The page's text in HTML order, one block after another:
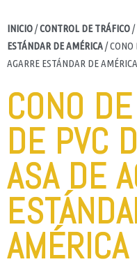
INICIO/CONTROL DE TRÁFICO/
ESTÁNDAR DE AMÉRICA/ CONO
AGARRE ESTÁNDAR DE AMÉRICA
CONO
DE PVC
ASA DE
AMÉRICA